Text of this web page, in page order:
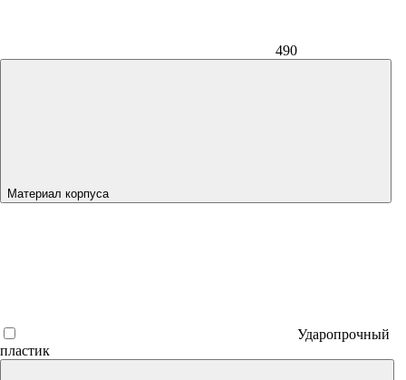
490
Материал корпуса
Ударопрочный
пластик